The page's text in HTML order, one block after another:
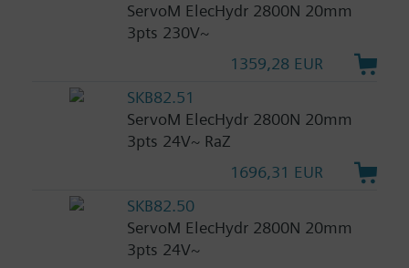
ServoM ElecHydr 2800N 20mm
3pts 230V~
1359,28 EUR
SKB82.51
ServoM ElecHydr 2800N 20mm
3pts 24V~ RaZ
1696,31 EUR
SKB82.50
ServoM ElecHydr 2800N 20mm
3pts 24V~